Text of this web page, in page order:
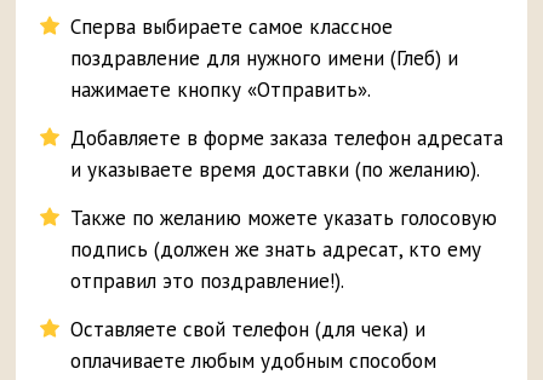
Сперва выбираете самое классное
поздравление для нужного имени (Глеб) и
нажимаете кнопку «Отправить».
Добавляете в форме заказа телефон адресата
и указываете время доставки (по желанию).
Также по желанию можете указать голосовую
подпись (должен же знать адресат, кто ему
отправил это поздравление!).
Оставляете свой телефон (для чека) и
оплачиваете любым удобным способом